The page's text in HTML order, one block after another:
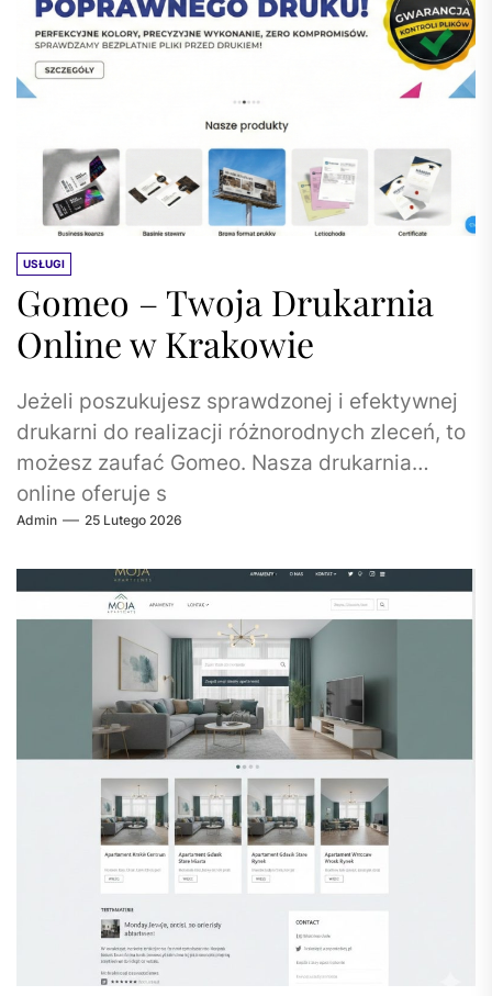
USŁUGI
Gomeo – Twoja Drukarnia
Online w Krakowie
Jeżeli poszukujesz sprawdzonej i efektywnej
drukarni do realizacji różnorodnych zleceń, to
możesz zaufać Gomeo. Nasza drukarnia
online oferuje s
Admin 25 Lutego 2026